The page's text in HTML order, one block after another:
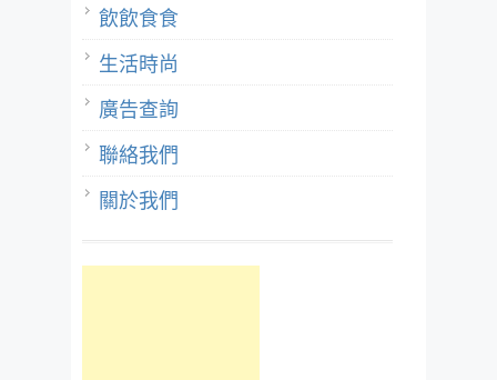
飲飲食食
生活時尚
廣告查詢
聯絡我們
關於我們